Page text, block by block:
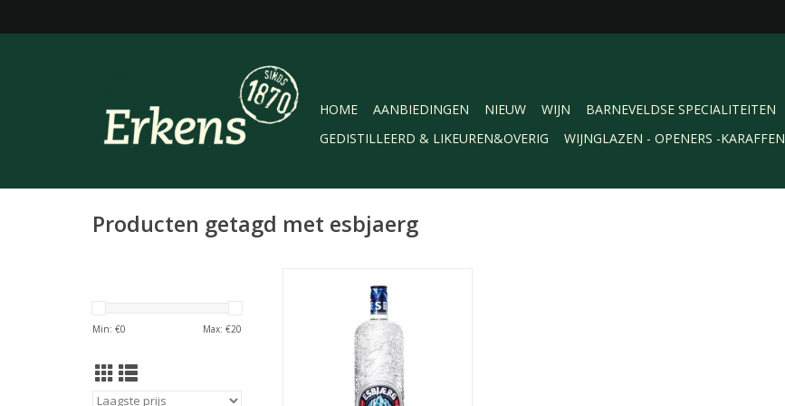
HOME AANBIEDINGEN NIEUW WIJN BARNEVELDSE SPECIALITEITEN
GEDISTILLEERD & LIKEUREN&OVERIG
WIJNGLAZEN - OPENERS -KARAFFEN
Producten getagd met esbjaerg
Min: €0 Max: €20
van een fijne tarwe-graanalcohol
die over houtskool wordt
gefilterd. Hierdoor ontstaat een
pure, bijzonder zachte smaak.
Deze vodka is perfect om mee te
mixen.